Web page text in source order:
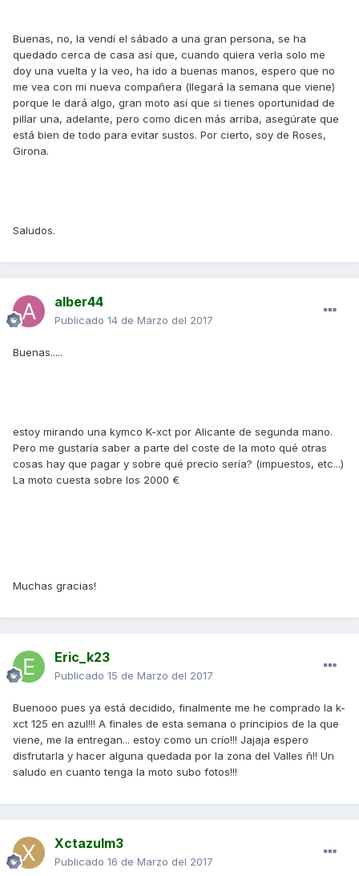
Buenas, no, la vendí el sábado a una gran persona, se ha
quedado cerca de casa así que, cuando quiera verla solo me
doy una vuelta y la veo, ha ido a buenas manos, espero que no
me vea con mi nueva compañera (llegará la semana que viene)
porque le dará algo, gran moto así que si tienes oportunidad de
pillar una, adelante, pero como dicen más arriba, asegúrate que
está bien de todo para evitar sustos. Por cierto, soy de Roses,
Girona.
Saludos.
alber44
Publicado 14 de Marzo del 2017
Buenas.....
estoy mirando una kymco K-xct por Alicante de segunda mano.
Pero me gustaría saber a parte del coste de la moto qué otras
cosas hay que pagar y sobre qué precio sería? (impuestos, etc...)
La moto cuesta sobre los 2000 €
Muchas gracias!
Eric_k23
Publicado 15 de Marzo del 2017
Buenooo pues ya está decidido, finalmente me he comprado la k-
xct 125 en azul!!! A finales de esta semana o principios de la que
viene, me la entregan... estoy como un crío!!! Jajaja espero
disfrutarla y hacer alguna quedada por la zona del Valles ñ!! Un
saludo en cuanto tenga la moto subo fotos!!!
Xctazulm3
Publicado 16 de Marzo del 2017